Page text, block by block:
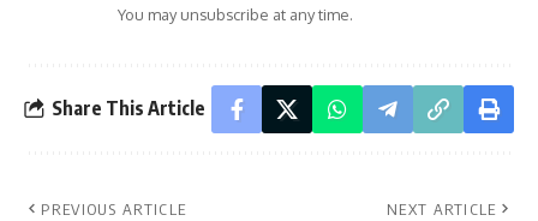
You may unsubscribe at any time.
Share This Article
PREVIOUS ARTICLE NEXT ARTICLE